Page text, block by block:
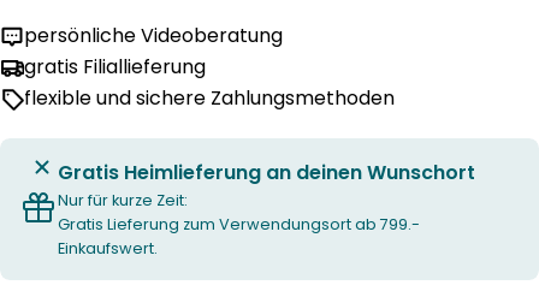
persönliche Videoberatung
gratis Filiallieferung
flexible und sichere Zahlungsmethoden
Gratis Heimlieferung an deinen Wunschort
Nur für kurze Zeit:
Gratis Lieferung zum Verwendungsort ab 799.-
Einkaufswert.